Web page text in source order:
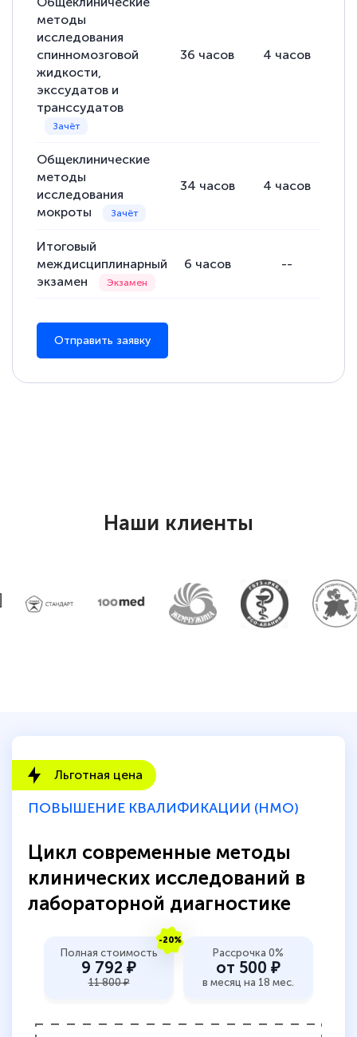
методы
исследования
спинномозговой
жидкости,
экссудатов и
транссудатов
36 часов 4 часов
Общеклинические
методы
исследования
мокроты
34 часов 4 часов
Итоговый
междисциплинарный
экзамен
6 часов --
Отправить заявку
Наши клиенты
Льготная цена
ПОВЫШЕНИЕ КВАЛИФИКАЦИИ (НМО)
Цикл современные методы
клинических исследований в
лабораторной диагностике
-20%
Полная стоимость
9 792 ₽
11 800 ₽
Рассрочка 0%
от 500 ₽
в месяц на 18 мес.